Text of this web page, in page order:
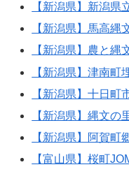
【新潟県】新潟県
【新潟県】馬高縄
【新潟県】農と縄
【新潟県】津南町
【新潟県】十日町
【新潟県】縄文の
【新潟県】阿賀町
【富山県】桜町